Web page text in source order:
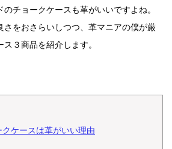
チョークケースも革がいいですよね。
さをおさらいしつつ、革マニアの僕が厳
３商品を紹介します。
クケースは革がいい理由